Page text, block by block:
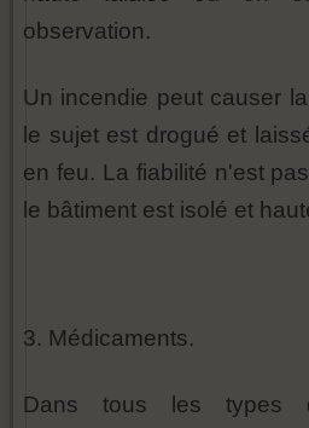
observation.
Un incendie peut causer
le sujet est drogué et
en feu. La fiabilité n'est
le bâtiment est isolé et
3. Médicaments.
Dans tous les types